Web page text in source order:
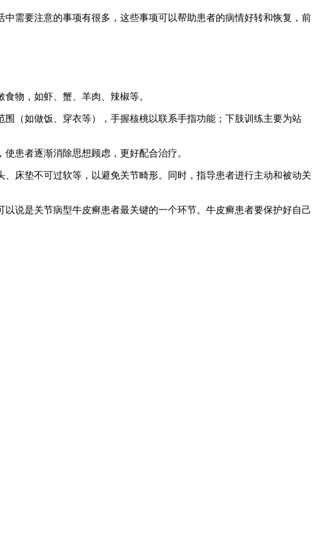
需要注意的事项有很多，这些事项可以帮助患者的病情好转和恢复，前
物，如虾、蟹、羊肉、辣椒等。
（如做饭、穿衣等），手握核桃以联系手指功能；下肢训练主要为站
患者逐渐消除思想顾虑，更好配合治疗。
床垫不可过软等，以避免关节畸形。同时，指导患者进行主动和被动关
说是关节病型牛皮癣患者最关键的一个环节。牛皮癣患者要保护好自己